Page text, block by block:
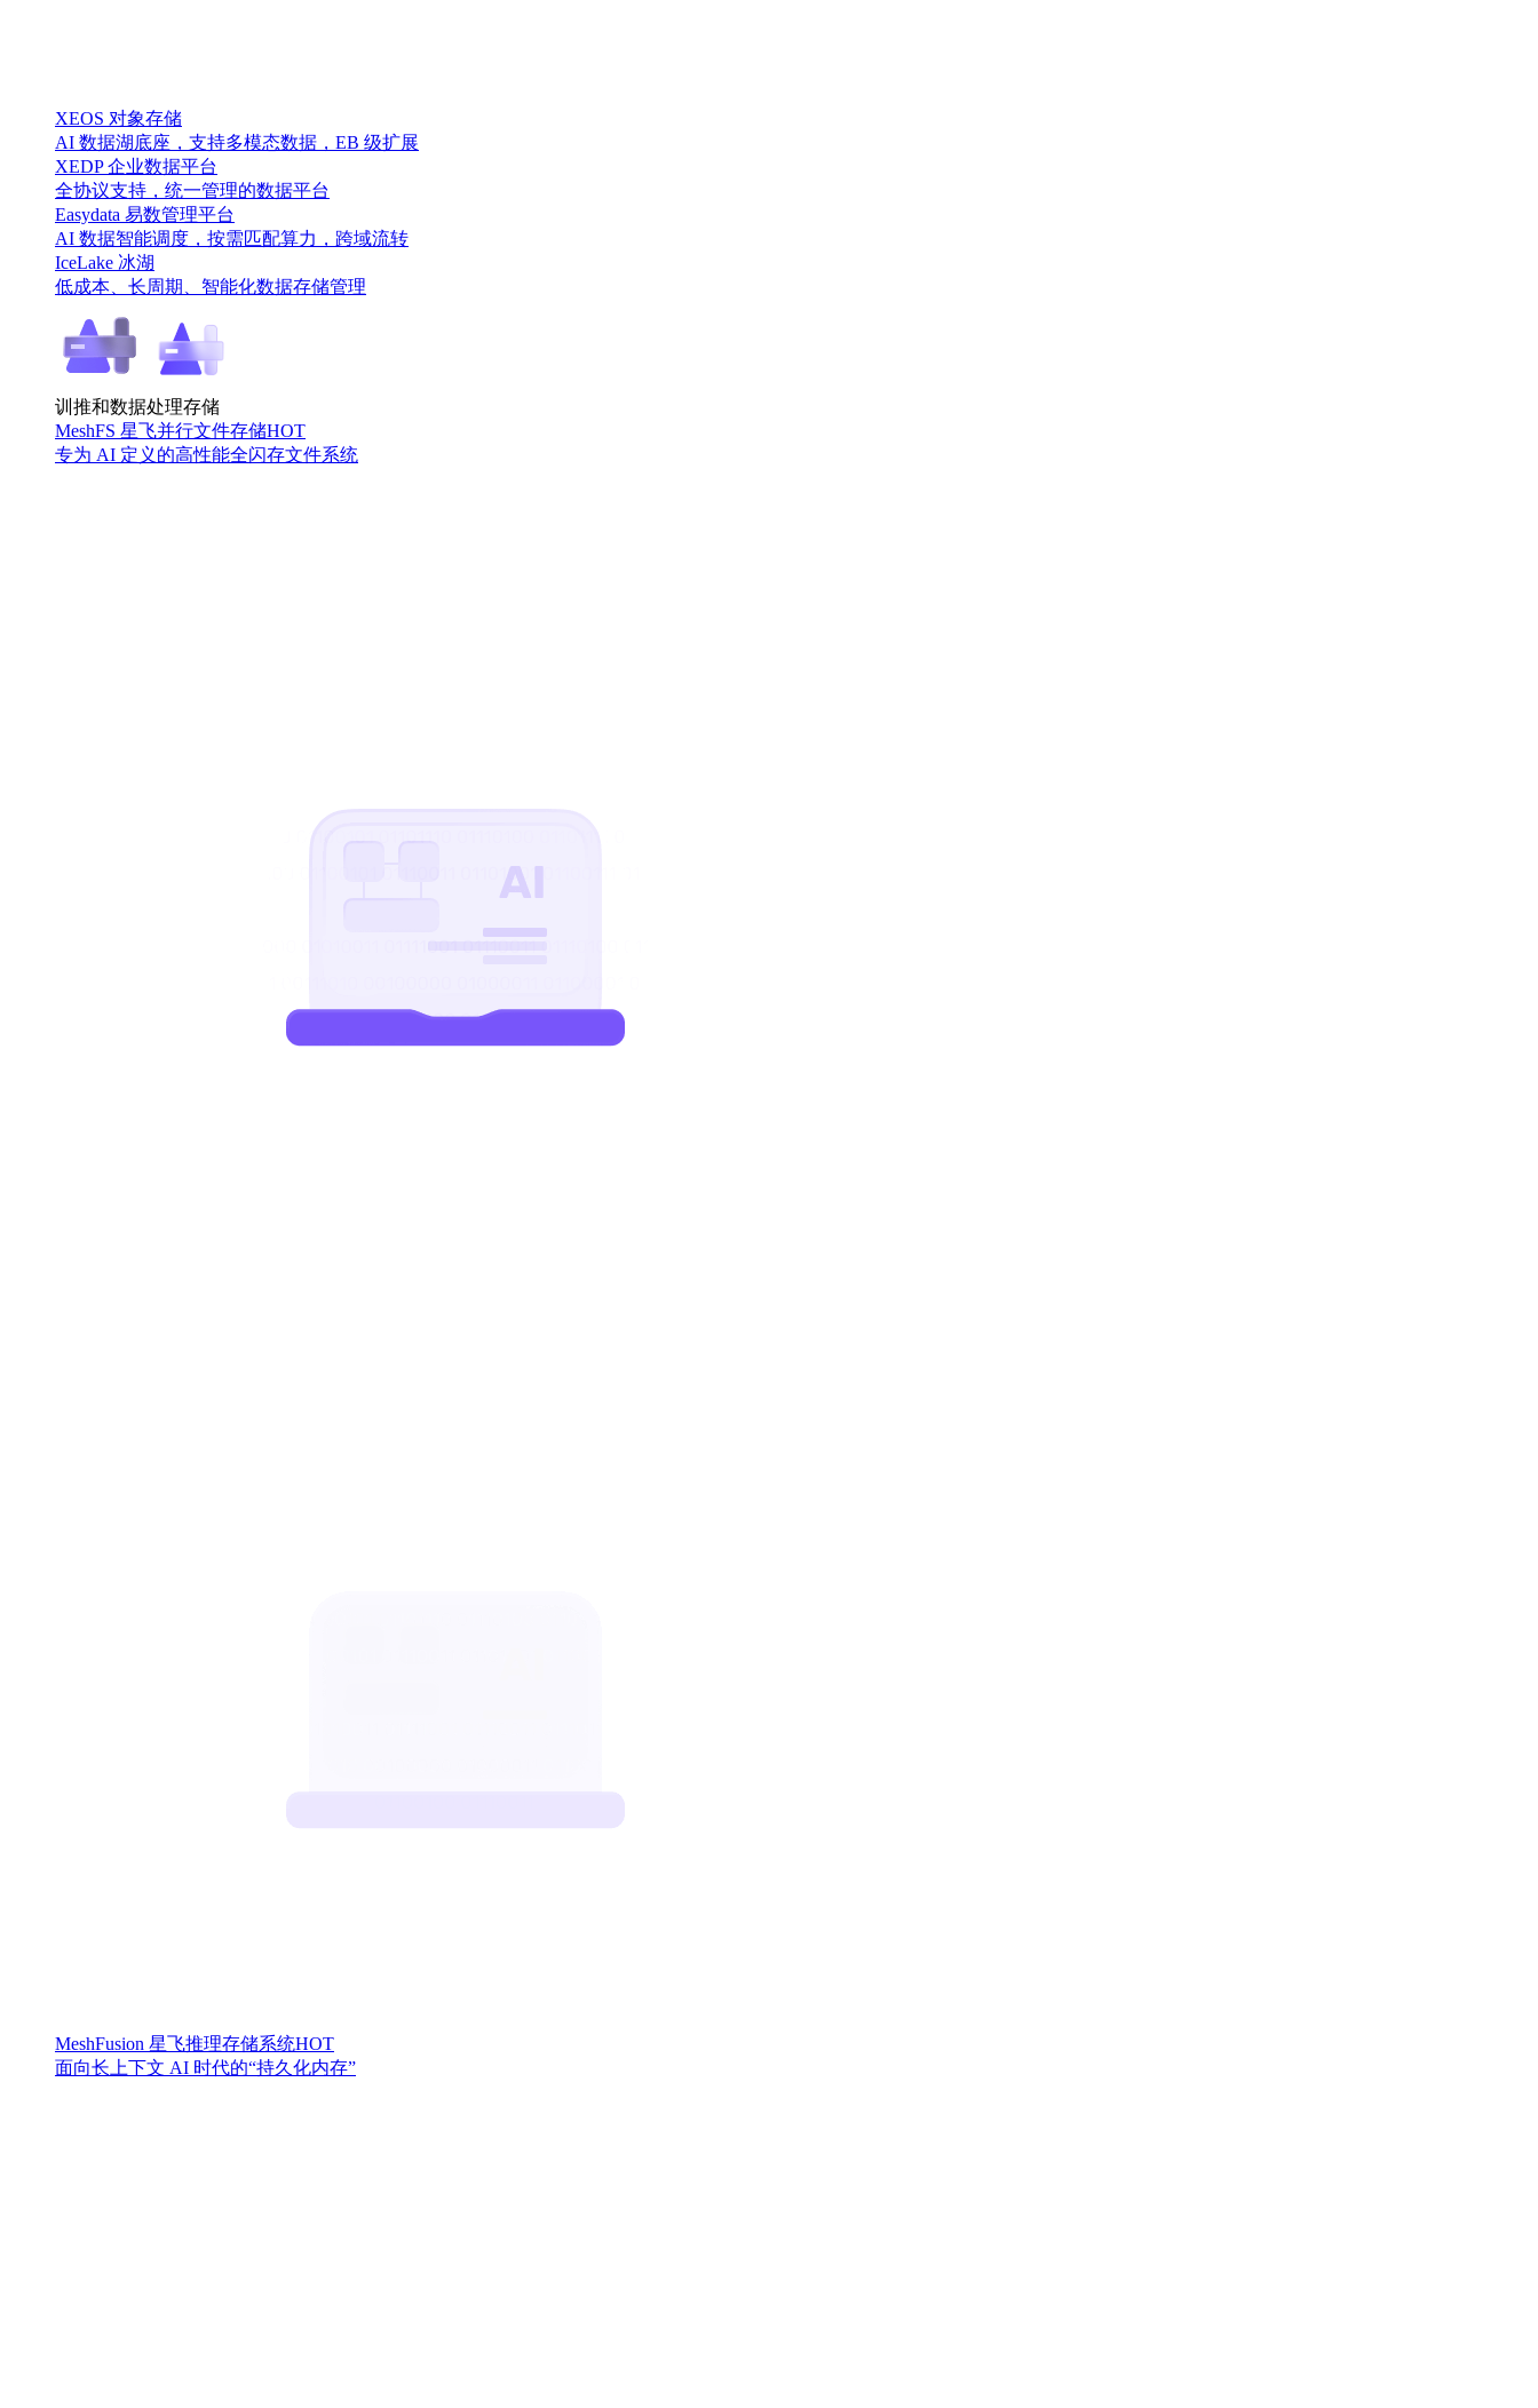
XEOS 对象存储
AI 数据湖底座，支持多模态数据，EB 级扩展
XEDP 企业数据平台
全协议支持，统一管理的数据平台
Easydata 易数管理平台
AI 数据智能调度，按需匹配算力，跨域流转
IceLake 冰湖
低成本、长周期、智能化数据存储管理
训推和数据处理存储
MeshFS 星飞并行文件存储HOT
专为 AI 定义的高性能全闪存文件系统
MeshFusion 星飞推理存储系统HOT
面向长上下文 AI 时代的“持久化内存”